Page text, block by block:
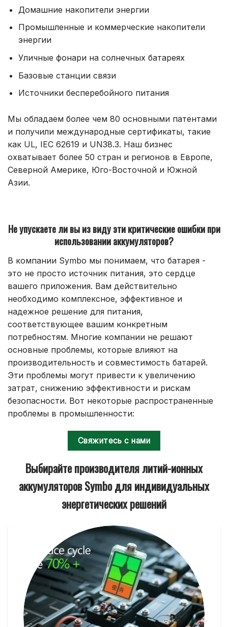
Домашние накопители энергии
Промышленные и коммерческие накопители
энергии
Уличные фонари на солнечных батареях
Базовые станции связи
Источники бесперебойного питания
Мы обладаем более чем 80 основными патентами
и получили международные сертификаты, такие
как UL, IEC 62619 и UN38.3. Наш бизнес
охватывает более 50 стран и регионов в Европе,
Северной Америке, Юго-Восточной и Южной
Азии.
Не упускаете ли вы из виду эти критические ошибки при
использовании аккумуляторов?
В компании Symbo мы понимаем, что батарея -
это не просто источник питания, это сердце
вашего приложения. Вам действительно
необходимо комплексное, эффективное и
надежное решение для питания,
соответствующее вашим конкретным
потребностям. Многие компании не решают
основные проблемы, которые влияют на
производительность и совместимость батарей.
Эти проблемы могут привести к увеличению
затрат, снижению эффективности и рискам
безопасности. Вот некоторые распространенные
проблемы в промышленности:
Свяжитесь с нами
Выбирайте производителя литий-ионных
аккумуляторов Symbo для индивидуальных
энергетических решений